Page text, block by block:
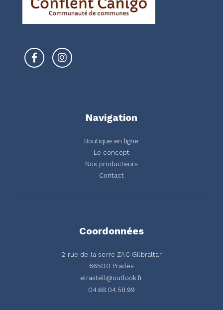
Navigation
Boutique en ligne
Le concept
Nos producteurs
Contact
Coordonnées
2 rue de la serre ZAC Gilbraltar
66500 Prades
elrastell@outlook.fr
04.68.04.58.99